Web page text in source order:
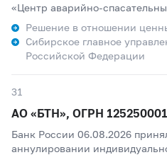
«Центр аварийно-
Решение в отношении
Сибирское главное
Российской Федерации
31
АО «БТН», ОГРН
Банк России 06.08.2026
аннулировании